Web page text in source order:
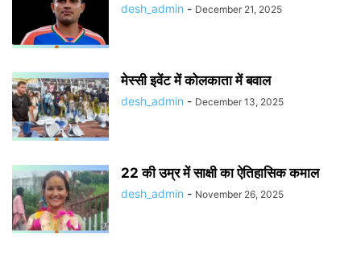
desh_admin - December 21, 2025
मेस्सी इवेंट में कोलकाता में बवाल
desh_admin - December 13, 2025
22 की उम्र में साक्षी का ऐतिहासिक कमाल
desh_admin - November 26, 2025